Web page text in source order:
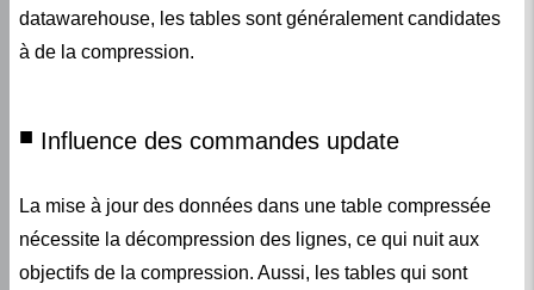
à de la compression.
nécessite la décompression des lignes, ce qui nuit aux
objectifs de la compression. Aussi, les tables qui sont
régulièrement mises à jour ne sont pas candidates aux